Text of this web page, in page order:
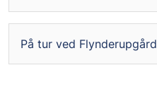
På tur ved Flynderupgård